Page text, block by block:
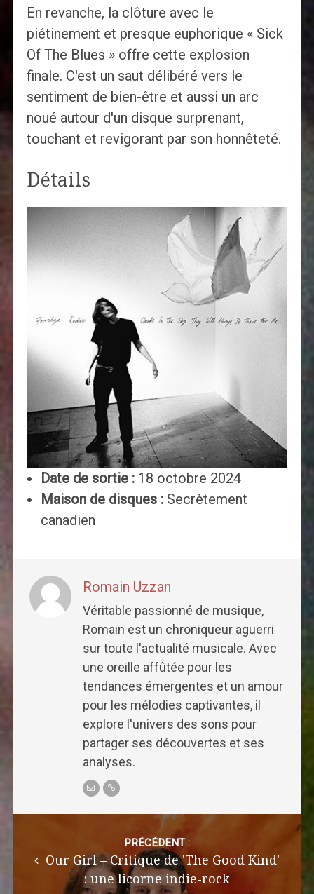
En revanche, la clôture avec le
piétinement et presque euphorique « Sick
Of The Blues » offre cette explosion
finale. C'est un saut délibéré vers le
sentiment de bien-être et aussi un arc
noué autour d'un disque surprenant,
touchant et revigorant par son honnêteté.
Détails
Date de sortie :18 octobre 2024
Maison de disques :Secrètement
canadien
Romain Uzzan
Véritable passionné de musique,
Romain est un chroniqueur aguerri
sur toute l'actualité musicale. Avec
une oreille affûtée pour les
tendances émergentes et un amour
pour les mélodies captivantes, il
explore l'univers des sons pour
partager ses découvertes et ses
analyses.
PRÉCÉDENT :
Our Girl – Critique de 'The Good Kind'
: une licorne indie-rock